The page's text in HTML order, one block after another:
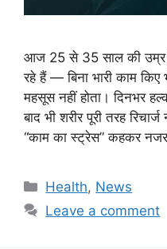
आज 25 से 35 साल की उम्र
रहे हैं — बिना भारी काम
महसूस नहीं होता। दिनभर
बाद भी शरीर पूरी तरह
“काम का स्ट्रेस” कहकर
Categories
Health, News
Leave a comment